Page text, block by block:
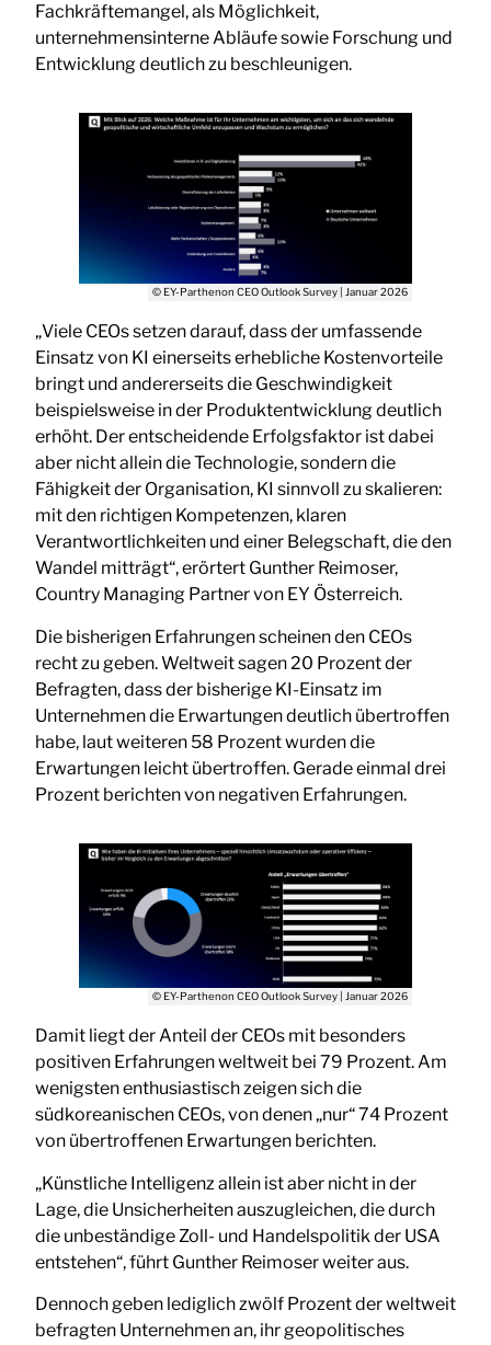
Fachkräftemangel, als Möglichkeit,
unternehmensinterne Abläufe sowie Forschung und
Entwicklung deutlich zu beschleunigen.
© EY-Parthenon CEO Outlook Survey | Januar 2026
„Viele CEOs setzen darauf, dass der umfassende
Einsatz von KI einerseits erhebliche Kostenvorteile
bringt und andererseits die Geschwindigkeit
beispielsweise in der Produktentwicklung deutlich
erhöht. Der entscheidende Erfolgsfaktor ist dabei
aber nicht allein die Technologie, sondern die
Fähigkeit der Organisation, KI sinnvoll zu skalieren:
mit den richtigen Kompetenzen, klaren
Verantwortlichkeiten und einer Belegschaft, die den
Wandel mitträgt“, erörtert Gunther Reimoser,
Country Managing Partner von EY Österreich.
Die bisherigen Erfahrungen scheinen den CEOs
recht zu geben. Weltweit sagen 20 Prozent der
Befragten, dass der bisherige KI-Einsatz im
Unternehmen die Erwartungen deutlich übertroffen
habe, laut weiteren 58 Prozent wurden die
Erwartungen leicht übertroffen. Gerade einmal drei
Prozent berichten von negativen Erfahrungen.
© EY-Parthenon CEO Outlook Survey | Januar 2026
Damit liegt der Anteil der CEOs mit besonders
positiven Erfahrungen weltweit bei 79 Prozent. Am
wenigsten enthusiastisch zeigen sich die
südkoreanischen CEOs, von denen „nur“ 74 Prozent
von übertroffenen Erwartungen berichten.
„Künstliche Intelligenz allein ist aber nicht in der
Lage, die Unsicherheiten auszugleichen, die durch
die unbeständige Zoll- und Handelspolitik der USA
entstehen“, führt Gunther Reimoser weiter aus.
Dennoch geben lediglich zwölf Prozent der weltweit
befragten Unternehmen an, ihr geopolitisches